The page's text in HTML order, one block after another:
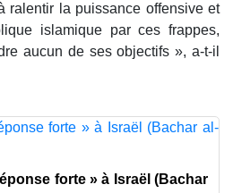
ralentir la puissance offensive et
islamique par ces frappes,
aucun de ses objectifs », a-t-il
forte » à Israël (Bachar